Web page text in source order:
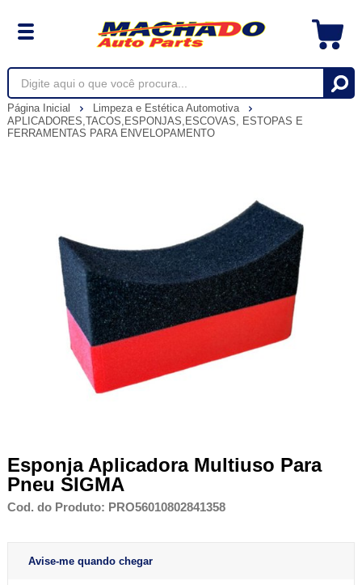
Página Inicial
Limpeza e Estética Automotiva
APLICADORES,TACOS,ESPONJAS,ESCOVAS, ESTOPAS E
FERRAMENTAS PARA ENVELOPAMENTO
Esponja Aplicadora Multiuso Para
Pneu SIGMA
Cod. do Produto: PRO56010802841358
Avise-me quando chegar